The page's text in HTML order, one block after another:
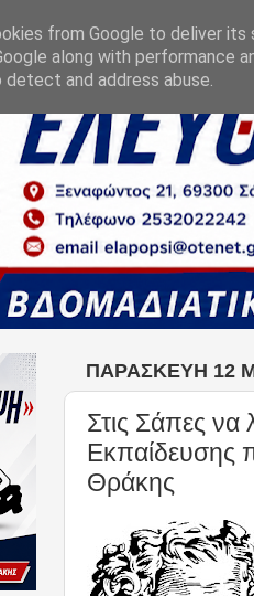
ΠΑΡΑΣΚΕΥΉ 12
Στις Σάπες να
Εκπαίδευσης
Θράκης
from Google to deliver its
along with performance
and address abuse.